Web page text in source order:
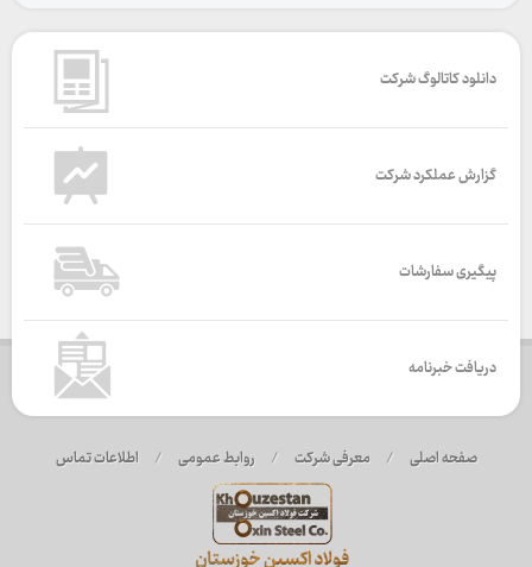
دانلود کاتالوگ شرکت
گزارش عملکرد شرکت
پیگیری سفارشات
دریافت خبرنامه
صفحه اصلی / معرفی شرکت / روابط عمومی / اطلاعات تماس